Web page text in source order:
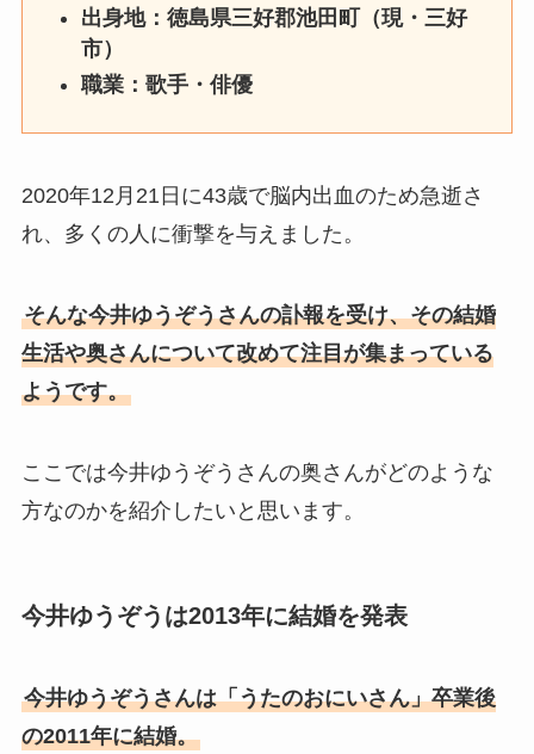
出身地：徳島県三好郡池田町（現・三好
市）
職業：歌手・俳優
2020年12月21日に43歳で脳内出血のため急逝さ
れ、多くの人に衝撃を与えました。
そんな今井ゆうぞうさんの訃報を受け、その結婚
生活や奥さんについて改めて注目が集まっている
ようです。
ここでは今井ゆうぞうさんの奥さんがどのような
方なのかを紹介したいと思います。
今井ゆうぞうは2013年に結婚を発表
今井ゆうぞうさんは「うたのおにいさん」卒業後
の2011年に結婚。